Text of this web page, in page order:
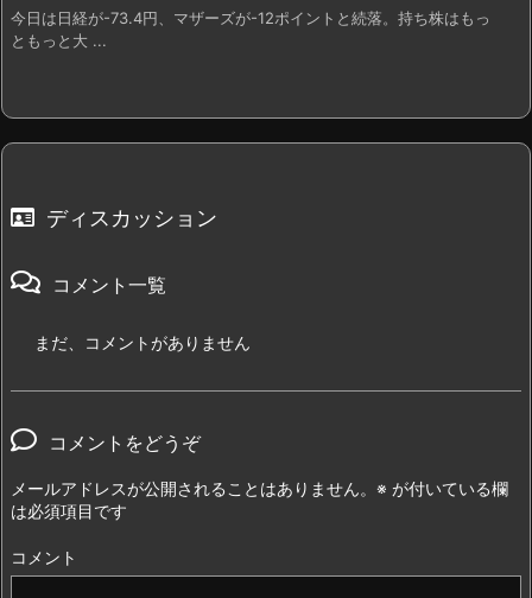
今日は日経が-73.4円、マザーズが-12ポイントと続落。持ち株はもっ
ともっと大 ...
ディスカッション
コメント一覧
まだ、コメントがありません
コメントをどうぞ
メールアドレスが公開されることはありません。 ※ が付いている欄
は必須項目です
コメント